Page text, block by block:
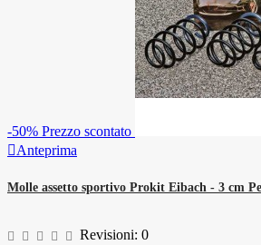
-50% Prezzo scontato
Anteprima
Molle assetto sportivo Prokit Eibach - 3 cm
Revisioni: 0